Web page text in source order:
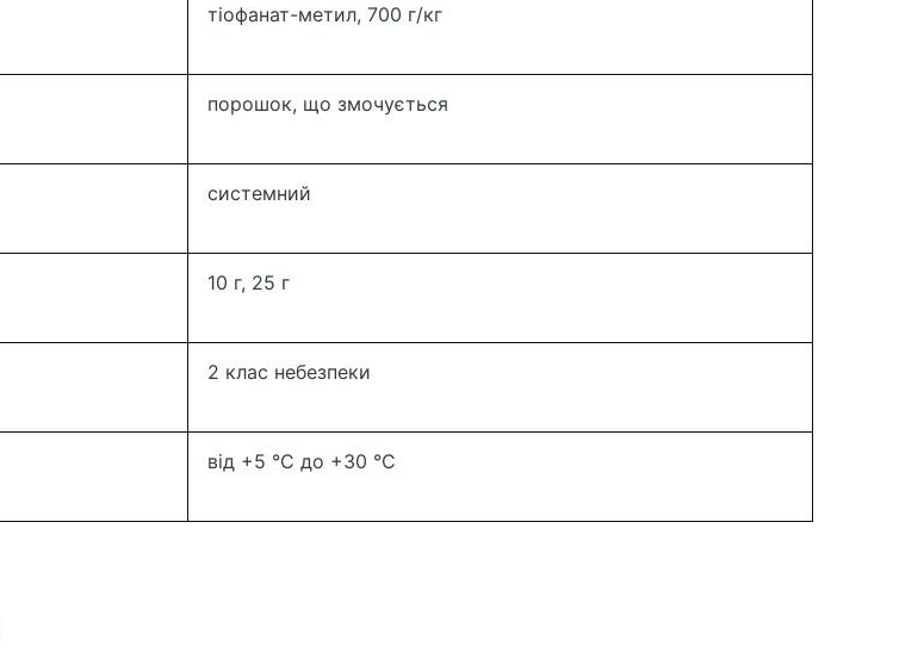
тіофанат-метил, 700 г/кг
порошок, що змочується
системний
10 г, 25 г
2 клас небезпеки
від +5 °С до +30 °С